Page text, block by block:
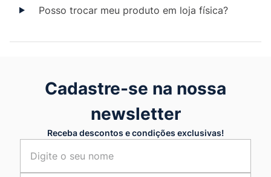
Posso trocar meu produto em loja física?
Cadastre-se na nossa
newsletter
Receba descontos e condições exclusivas!